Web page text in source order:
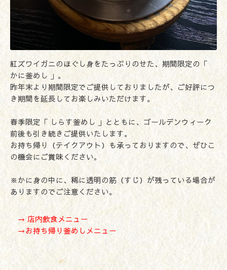
紅ズワイガニのほぐし身をたっぷりのせた、期間限定の「
かに釜めし 」。
昨年末より期間限定でご提供しておりましたが、ご好評につ
き期間を延長してお楽しみいただけます。
春季限定「 しらす釜めし 」とともに、ゴールデンウィーク
前後も引き続きご提供いたします。
お持ち帰り（テイクアウト）も承っておりますので、ぜひこ
の機会にご賞味ください。
※かに身の中に、稀に透明の筋（すじ）が残っている場合が
ありますのでご注意ください。
→ 店内飲食メニュー
→お持ち帰り釜めしメニュー